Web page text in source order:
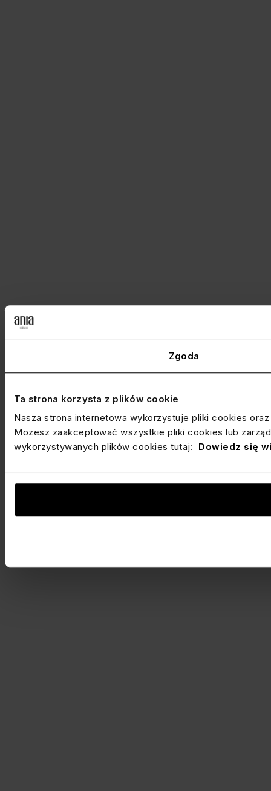
Zgoda
Ta strona korzysta z plików cookie
Nasza strona internetowa wykorzystuje pliki cookies
Możesz zaakceptować wszystkie pliki cookies lub
wykorzystywanych plików cookies tutaj: Dowiedz się